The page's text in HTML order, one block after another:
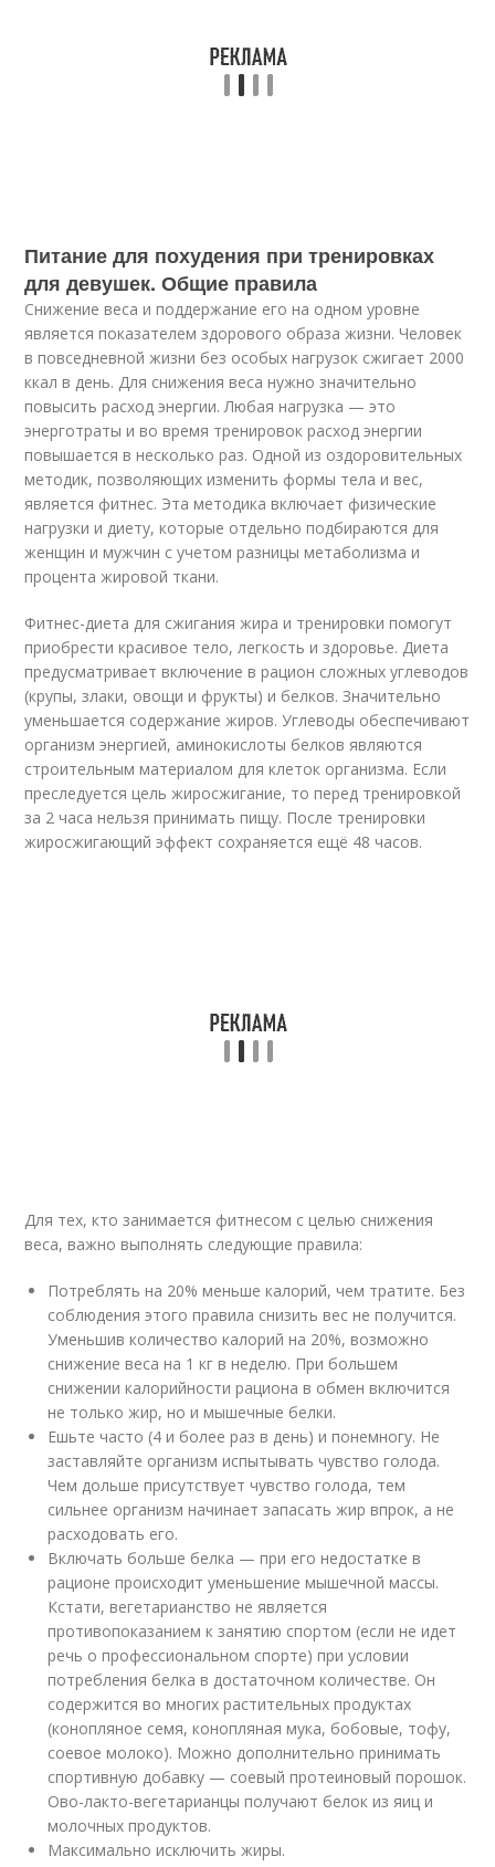
Питание для похудения при тренировках
для девушек. Общие правила
Снижение веса и поддержание его на одном уровне
является показателем здорового образа жизни. Человек
в повседневной жизни без особых нагрузок сжигает 2000
ккал в день. Для снижения веса нужно значительно
повысить расход энергии. Любая нагрузка — это
энерготраты и во время тренировок расход энергии
повышается в несколько раз. Одной из оздоровительных
методик, позволяющих изменить формы тела и вес,
является фитнес. Эта методика включает физические
нагрузки и диету, которые отдельно подбираются для
женщин и мужчин с учетом разницы метаболизма и
процента жировой ткани.
Фитнес-диета для сжигания жира и тренировки помогут
приобрести красивое тело, легкость и здоровье. Диета
предусматривает включение в рацион сложных углеводов
(крупы, злаки, овощи и фрукты) и белков. Значительно
уменьшается содержание жиров. Углеводы обеспечивают
организм энергией, аминокислоты белков являются
строительным материалом для клеток организма. Если
преследуется цель жиросжигание, то перед тренировкой
за 2 часа нельзя принимать пищу. После тренировки
жиросжигающий эффект сохраняется ещё 48 часов.
Для тех, кто занимается фитнесом с целью снижения
веса, важно выполнять следующие правила:
Потреблять на 20% меньше калорий, чем тратите. Без
соблюдения этого правила снизить вес не получится.
Уменьшив количество калорий на 20%, возможно
снижение веса на 1 кг в неделю. При большем
снижении калорийности рациона в обмен включится
не только жир, но и мышечные белки.
Ешьте часто (4 и более раз в день) и понемногу. Не
заставляйте организм испытывать чувство голода.
Чем дольше присутствует чувство голода, тем
сильнее организм начинает запасать жир впрок, а не
расходовать его.
Включать больше белка — при его недостатке в
рационе происходит уменьшение мышечной массы.
Кстати, вегетарианство не является
противопоказанием к занятию спортом (если не идет
речь о профессиональном спорте) при условии
потребления белка в достаточном количестве. Он
содержится во многих растительных продуктах
(конопляное семя, конопляная мука, бобовые, тофу,
соевое молоко). Можно дополнительно принимать
спортивную добавку — соевый протеиновый порошок.
Ово-лакто-вегетарианцы получают белок из яиц и
молочных продуктов.
Максимально исключить жиры.